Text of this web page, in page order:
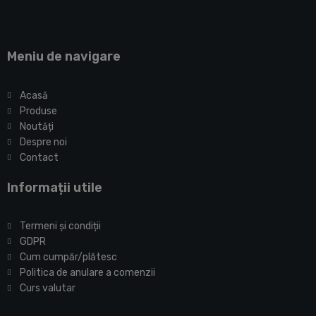
Meniu de navigare
Acasă
Produse
Noutăți
Despre noi
Contact
Informații utile
Termeni și condiții
GDPR
Cum cumpăr/plătesc
Politica de anulare a comenzii
Curs valutar